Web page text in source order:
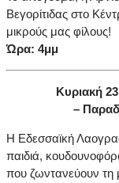
Βεγορίτιδας στο
μικρούς μας φίλους!
Ώρα: 4μμ
Κυριακή
–
Η Εδεσσαϊκή
παιδιά,
που ζωντανεύουν τη